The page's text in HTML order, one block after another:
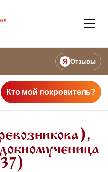
Я Отзывы
Кто мой покровитель?